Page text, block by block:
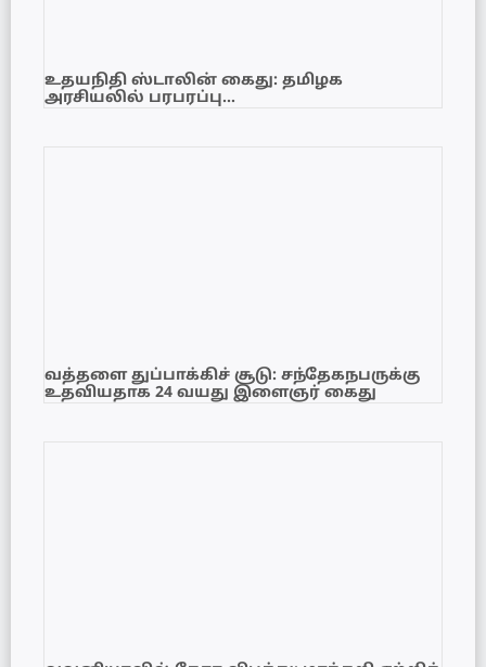
உதயநிதி ஸ்டாலின் கைது: தமிழக
அரசியலில் பரபரப்பு…
வத்தளை துப்பாக்கிச் சூடு: சந்தேகநபருக்கு
உதவியதாக 24 வயது இளைஞர் கைது